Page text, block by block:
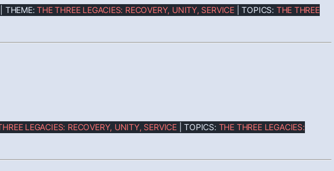
| THEME:THE THREE LEGACIES: RECOVERY, UNITY, SERVICE | TOPICS: THE THREE
LEGACIES: RECOVERY, UNITY, SERVICE| TOPICS: THE THREE LEGACIES: